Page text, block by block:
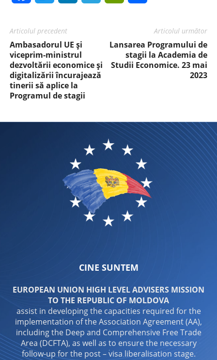
Articolul precedent
Ambasadorul UE și
viceprim-ministrul
dezvoltării economice și
digitalizării încurajează
tinerii să aplice la
Programul de stagii
Articolul următor
Lansarea Programului de
stagii la Academia de
Studii Economice. 23 mai
2023
CINE SUNTEM
EUROPEAN UNION HIGH LEVEL ADVISERS MISSION
TO THE REPUBLIC OF MOLDOVA
assist in developing the capacities required for the
implementation of the Association Agreement (AA),
including the Deep and Comprehensive Free Trade
Area (DCFTA), as well as to ensure the necessary
follow-up for the post – visa liberalisation stage.